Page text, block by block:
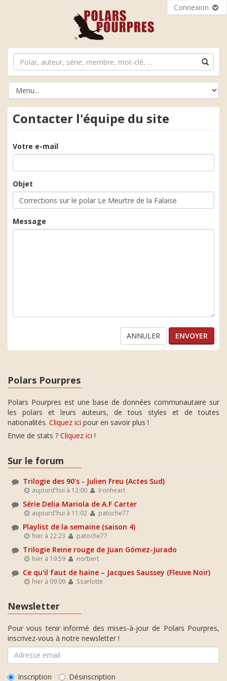
Connexion
Contacter l'équipe du site
Votre e-mail
Objet
Message
ANNULER
Polars Pourpres
Polars Pourpres est une base de données communautaire sur
les polars et leurs auteurs, de tous styles et de toutes
nationalités. Cliquez ici pour en savoir plus !
Envie de stats ? Cliquez ici !
Sur le forum
Trilogie des 90's - Julien Freu (Actes Sud)
aujourd'hui à 12:00 Ironheart
Série Delia Mariola de A.F Carter
aujourd'hui à 11:02 patoche77
Playlist de la semaine (saison 4)
hier à 22:23 patoche77
Trilogie Reine rouge de Juan Gómez-Jurado
hier à 19:59 norbert
Ce qu'il faut de haine – Jacques Saussey (Fleuve Noir)
hier à 09:09 Ssarlotte
Newsletter
Pour vous tenir informé des mises-à-jour de Polars Pourpres,
inscrivez-vous à notre newsletter !
Inscription Désinscription